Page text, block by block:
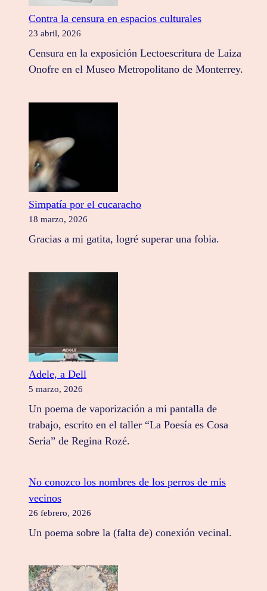
Contra la censura en espacios culturales
23 abril, 2026
Censura en la exposición Lectoescritura de Laiza
Onofre en el Museo Metropolitano de Monterrey.
Simpatía por el cucaracho
18 marzo, 2026
Gracias a mi gatita, logré superar una fobia.
Adele, a Dell
5 marzo, 2026
Un poema de vaporización a mi pantalla de
trabajo, escrito en el taller “La Poesía es Cosa
Seria” de Regina Rozé.
No conozco los nombres de los perros de mis
vecinos
26 febrero, 2026
Un poema sobre la (falta de) conexión vecinal.